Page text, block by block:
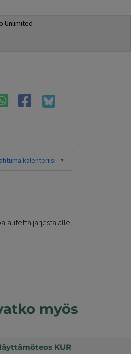
Unlimited
kalenteriisi
järjestäjälle
myös
KUR